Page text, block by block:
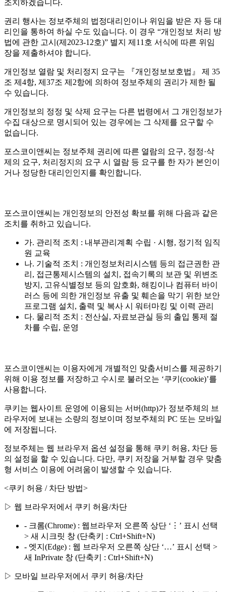
조치하겠습니다.
권리 행사는 정보주체의 법정대리인이나 위임을 받은 자 등 대
리인을 통하여 하실 수도 있습니다. 이 경우 “개인정보 처리 방
법에 관한 고시(제2023-12호)” 별지 제11호 서식에 따른 위임
장을 제출하셔야 합니다.
개인정보 열람 및 처리정지 요구는 『개인정보보호법』 제 35
조 제4항, 제37조 제2항에 의하여 정보주체의 권리가 제한 될
수 있습니다.
개인정보의 정정 및 삭제 요구는 다른 법령에서 그 개인정보가
수집 대상으로 명시되어 있는 경우에는 그 삭제를 요구할 수
없습니다.
포스코이앤씨는 정보주체 권리에 따른 열람의 요구, 정정·삭
제의 요구, 처리정지의 요구 시 열람 등 요구를 한 자가 본인이
거나 정당한 대리인인지를 확인합니다.
포스코이앤씨는 개인정보의 안전성 확보를 위해 다음과 같은
조치를 취하고 있습니다.
가. 관리적 조치 : 내부관리계획 수립 · 시행, 정기적 임직
원 교육
나. 기술적 조치 : 개인정보처리시스템 등의 접근권한 관
리, 접근통제시스템의 설치, 접속기록의 보관 및 위변조
방지, 고유식별정보 등의 암호화, 해킹이나 컴퓨터 바이
러스 등에 의한 개인정보 유출 및 훼손을 막기 위한 보안
프로그램 설치, 출력 및 복사 시 워터마킹 및 이력 관리
다. 물리적 조치 : 전산실, 자료보관실 등의 출입 통제 절
차를 수립, 운영
포스코이앤씨는 이용자에게 개별적인 맞춤서비스를 제공하기
위해 이용 정보를 저장하고 수시로 불러오는 ‘쿠키(cookie)’를
사용합니다.
쿠키는 웹사이트 운영에 이용되는 서버(http)가 정보주체의 브
라우저에 보내는 소량의 정보이며 정보주체의 PC 또는 모바일
에 저장됩니다.
정보주체는 웹 브라우저 옵션 설정을 통해 쿠키 허용, 차단 등
의 설정을 할 수 있습니다. 다만, 쿠키 저장을 거부할 경우 맞춤
형 서비스 이용에 어려움이 발생할 수 있습니다.
<쿠키 허용 / 차단 방법>
▷ 웹 브라우저에서 쿠키 허용/차단
- 크롬(Chrome) : 웹브라우저 오른쪽 상단 ‘⋮’ 표시 선택
> 새 시크릿 창 (단축키 : Ctrl+Shift+N)
- 엣지(Edge) : 웹 브라우저 오른쪽 상단 ‘…’ 표시 선택 >
새 InPrivate 창 (단축키 : Ctrl+Shift+N)
▷ 모바일 브라우저에서 쿠키 허용/차단